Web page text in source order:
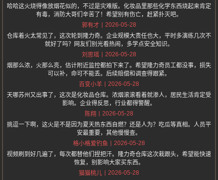
哈哈这火烧得像放烟花似的，不过是灾难版。化妆品里那些化学东西烧起来肯定
有毒，消防大哥们辛苦了！希望别有伤亡，赶紧扑灭吧。
郭有才
2026-05-28
仓库着火太常见了，这次轮到隆力奇。企业规模大责任也大，平时多演练几次不
就好了吗？网友们别光看热闹，多学点安全知识。
刘思瑶
2026-05-28
烟那么浓，火那么亮，估计附近监控都拍下来了。希望隆力奇员工都没事，损失
可以补，命可不能丢。后续赔偿和调查得跟紧。
百变小羊
2026-05-28
天哪苏州又出事了，这次是化妆品仓库。浓烟滚滚看着就渗人，居民生活肯定受
影响。企业得反思，行业都得警醒。
陈翔
2026-05-28
挑逗一下啊，这火是不是因为夏天热东西自燃？还是人为？吃瓜等真相。人员平
安最重要，其他慢慢查。
格小格爱钓鱼
2026-05-28
视频刷到好几遍了，每次都替他们捏把汗。隆力奇仓库这次栽跟头，希望能快速
恢复，别影响大家买东西。
猫猫桃儿
2026-05-28